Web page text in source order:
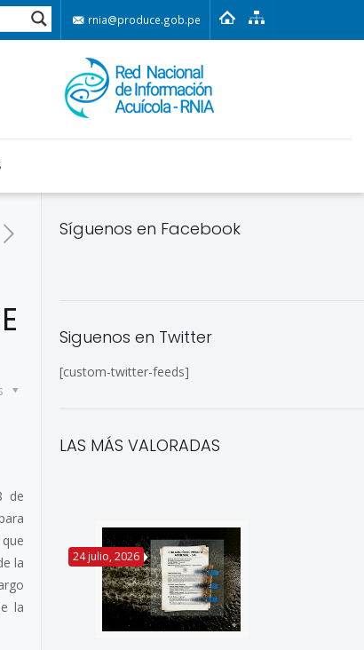
rnia@produce.gob.pe
de
la
la
Síguenos en Facebook
Siguenos en Twitter
[custom-twitter-feeds]
LAS MÁS VALORADAS
24 julio, 2026